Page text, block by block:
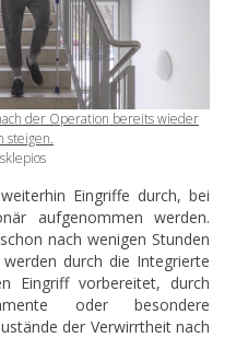
der Operation bereits wieder
steigen.
Eingriffe durch, bei
aufgenommen werden.
nach wenigen Stunden
durch die Integrierte
Eingriff vorbereitet, durch
oder besondere
der Verwirrtheit nach